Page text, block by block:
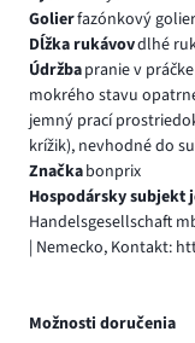
Golierfazónkový golier
Dĺžka rukávovdlhé
Údržbapranie v
mokrého stavu
jemný prací
krížik), nevhodné do
Značkabonprix
Hospodársky subjekt
Handelsgesellschaft
| Nemecko, Kontakt:
Možnosti doručenia